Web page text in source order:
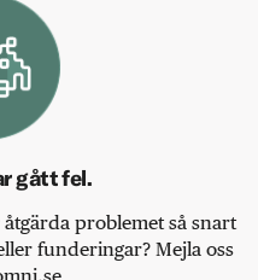
gått fel.
problemet så snart
funderingar? Mejla oss